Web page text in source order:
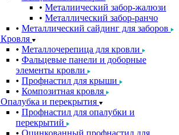
Металиический забор-жалюзи
Металлический забор-ранчо
Металлический сайдинг для заборов
Кровля
Металлочерепица для кровли
Фальцевые панели и доборные
элементы кровли
Профнастил для крыши
Композитная кровля
Опалубка и перекрытия
Профнастил для опалубки и
перекрытий
Оцинкованный профнастил для